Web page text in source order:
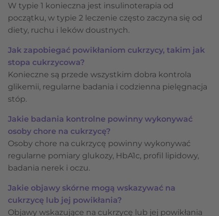
W typie 1 konieczna jest insulinoterapia od
początku, w typie 2 leczenie często zaczyna się od
diety, ruchu i leków doustnych.
Jak zapobiegać powikłaniom cukrzycy, takim jak
stopa cukrzycowa?
Konieczne są przede wszystkim dobra kontrola
glikemii, regularne badania i codzienna pielęgnacja
stóp.
Jakie badania kontrolne powinny wykonywać
osoby chore na cukrzycę?
Osoby chore na cukrzycę powinny wykonywać
regularne pomiary glukozy, HbA1c, profil lipidowy,
badania nerek i oczu.
Jakie objawy skórne mogą wskazywać na
cukrzycę lub jej powikłania?
Objawy wskazujące na cukrzycę lub jej powikłania